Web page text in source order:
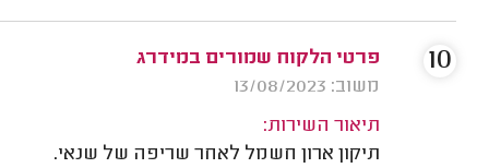
פרטי הלקוח שמורים במידרג
משוב: 13/08/2023
תיאור השירות:
תיקון ארון חשמל לאחר שריפה של שנאי.
10